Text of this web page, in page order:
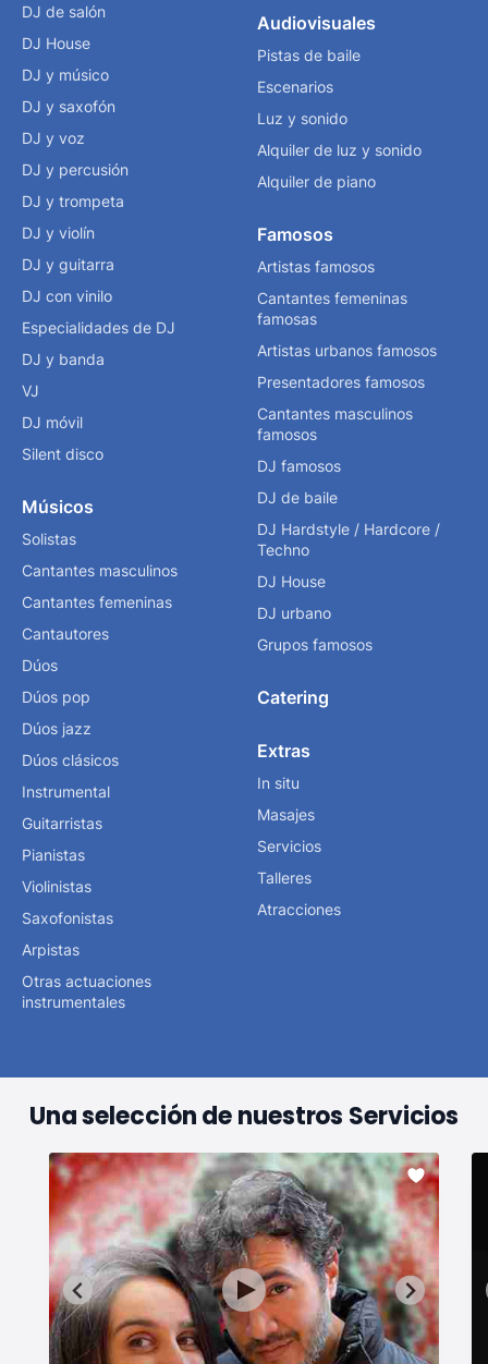
DJ de salón
DJ House
DJ y músico
DJ y saxofón
DJ y voz
DJ y percusión
DJ y trompeta
DJ y violín
DJ y guitarra
DJ con vinilo
Especialidades de DJ
DJ y banda
VJ
DJ móvil
Silent disco
Músicos
Solistas
Cantantes masculinos
Cantantes femeninas
Cantautores
Dúos
Dúos pop
Dúos jazz
Dúos clásicos
Instrumental
Guitarristas
Pianistas
Violinistas
Saxofonistas
Arpistas
Otras actuaciones
instrumentales
Audiovisuales
Pistas de baile
Escenarios
Luz y sonido
Alquiler de luz y sonido
Alquiler de piano
Famosos
Artistas famosos
Cantantes femeninas
famosas
Artistas urbanos famosos
Presentadores famosos
Cantantes masculinos
famosos
DJ famosos
DJ de baile
DJ Hardstyle / Hardcore /
Techno
DJ House
DJ urbano
Grupos famosos
Catering
Extras
In situ
Masajes
Servicios
Talleres
Atracciones
Una selección de nuestros Servicios